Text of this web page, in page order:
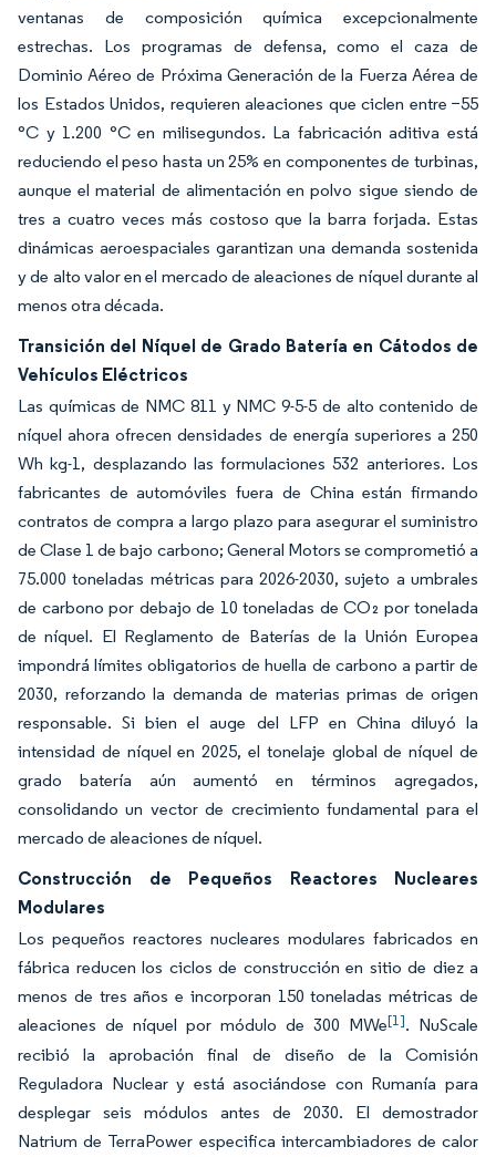
ventanas de composición química excepcionalmente
estrechas. Los programas de defensa, como el caza de
Dominio Aéreo de Próxima Generación de la Fuerza Aérea de
los Estados Unidos, requieren aleaciones que ciclen entre −55
°C y 1.200 °C en milisegundos. La fabricación aditiva está
reduciendo el peso hasta un 25% en componentes de turbinas,
aunque el material de alimentación en polvo sigue siendo de
tres a cuatro veces más costoso que la barra forjada. Estas
dinámicas aeroespaciales garantizan una demanda sostenida
y de alto valor en el mercado de aleaciones de níquel durante al
menos otra década.
Transición del Níquel de Grado Batería en Cátodos de
Vehículos Eléctricos
Las químicas de NMC 811 y NMC 9-5-5 de alto contenido de
níquel ahora ofrecen densidades de energía superiores a 250
Wh kg-1, desplazando las formulaciones 532 anteriores. Los
fabricantes de automóviles fuera de China están firmando
contratos de compra a largo plazo para asegurar el suministro
de Clase 1 de bajo carbono; General Motors se comprometió a
75.000 toneladas métricas para 2026-2030, sujeto a umbrales
de carbono por debajo de 10 toneladas de CO₂ por tonelada
de níquel. El Reglamento de Baterías de la Unión Europea
impondrá límites obligatorios de huella de carbono a partir de
2030, reforzando la demanda de materias primas de origen
responsable. Si bien el auge del LFP en China diluyó la
intensidad de níquel en 2025, el tonelaje global de níquel de
grado batería aún aumentó en términos agregados,
consolidando un vector de crecimiento fundamental para el
mercado de aleaciones de níquel.
Construcción de Pequeños Reactores Nucleares
Modulares
Los pequeños reactores nucleares modulares fabricados en
fábrica reducen los ciclos de construcción en sitio de diez a
menos de tres años e incorporan 150 toneladas métricas de
aleaciones de níquel por módulo de 300 MWe[1]. NuScale
recibió la aprobación final de diseño de la Comisión
Reguladora Nuclear y está asociándose con Rumanía para
desplegar seis módulos antes de 2030. El demostrador
Natrium de TerraPower especifica intercambiadores de calor